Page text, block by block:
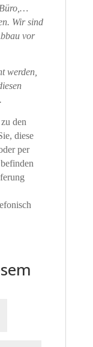
Wir sind
vor
werden,
den
diese
per